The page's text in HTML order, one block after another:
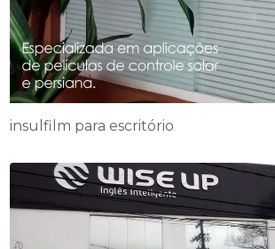
insulfilm para escritório